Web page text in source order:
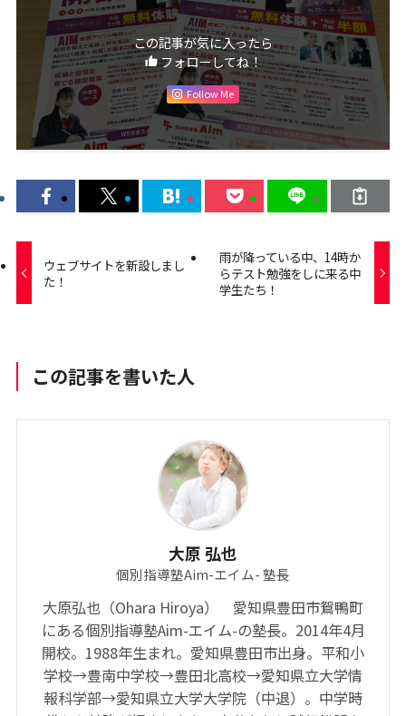
この記事が気に入ったら
フォローしてね！
Follow Me
ウェブサイトを新設しまし
た！
雨が降っている中、14時か
らテスト勉強をしに来る中
学生たち！
この記事を書いた人
大原 弘也
個別指導塾Aim-エイム- 塾長
大原弘也（Ohara Hiroya） 愛知県豊田市鴛鴨町
にある個別指導塾Aim-エイム-の塾長。2014年4月
開校。1988年生まれ。愛知県豊田市出身。平和小
学校→豊南中学校→豊田北高校→愛知県立大学情
報科学部→愛知県立大学大学院（中退）。中学時